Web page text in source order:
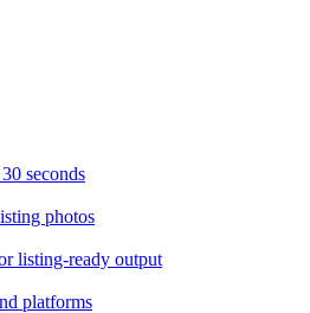
seconds
photos
listing-ready output
platforms